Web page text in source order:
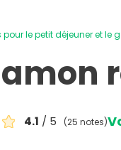
pour le petit déjeuner et le
4.1 / 5 (25 notes)